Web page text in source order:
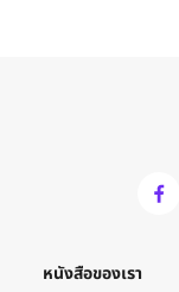
หนังสือของเรา